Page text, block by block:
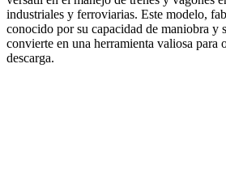
industriales y ferroviarias. Este modelo,
conocido por su capacidad de maniobra y
convierte en una herramienta valiosa para
descarga.